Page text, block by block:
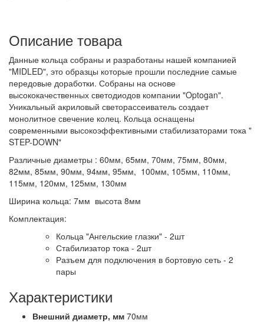
Описание товара
Данные кольца собраны и разработаны нашей компанией
"MIDLED", это образцы которые прошли последние самые
передовые доработки. Собраны на основе
высококачественных светодиодов компании "Optogan".
Уникальный акриловый светорассеиватель создает
монолитное свечение колец. Кольца оснащены
современными высокоэффективными стабилизаторами тока "
STEP-DOWN"
Различные диаметры : 60мм, 65мм, 70мм, 75мм, 80мм,
82мм, 85мм, 90мм, 94мм, 95мм, 100мм, 105мм, 110мм,
115мм, 120мм, 125мм, 130мм
Ширина кольца: 7мм высота 8мм
Комплектация:
Кольца "Ангельские глазки" - 2шт
Стабилизатор тока - 2шт
Разъем для подключения в бортовую сеть - 2
пары
Характеристики
Внешний диаметр, мм 70мм